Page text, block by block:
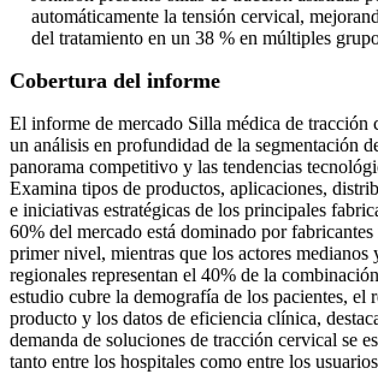
automáticamente la tensión cervical,
del tratamiento en un 38 % en múltiples
Cobertura del informe
El informe de mercado Silla médica de tracción
un análisis en profundidad de la segmentación
panorama competitivo y las tendencias
Examina tipos de productos, aplicaciones,
e iniciativas estratégicas de los principales
60% del mercado está dominado por
primer nivel, mientras que los actores medianos
regionales representan el 40% de la
estudio cubre la demografía de los pacientes, el
producto y los datos de eficiencia clínica,
demanda de soluciones de tracción cervical se
tanto entre los hospitales como entre los